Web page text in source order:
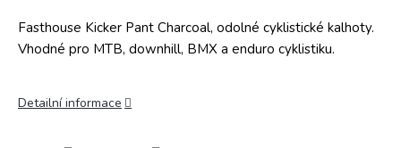
Fasthouse Kicker Pant Charcoal, odolné cyklistické kalhoty.
Vhodné pro MTB, downhill, BMX a enduro cyklistiku.
Detailní informace